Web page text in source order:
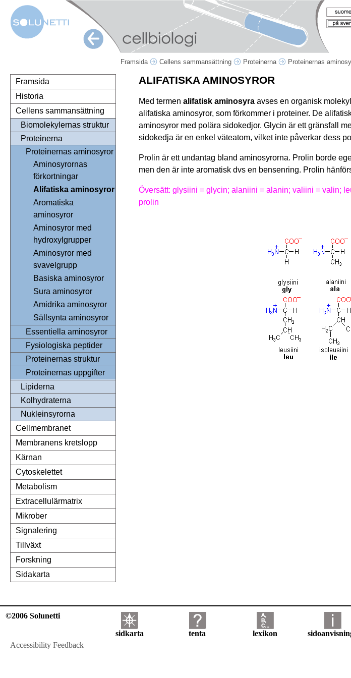
Framsida Cellens sammansättning Proteinerna Proteinernas
Framsida
Historia
Cellens sammansättning
Biomolekylernas struktur
Proteinerna
Proteinernas aminosyror
Aminosyrornas
förkortningar
Alifatiska aminosyror
Aromatiska
aminosyror
Aminosyror med
hydroxylgrupper
Aminosyror med
svavelgrupp
Basiska aminosyror
Sura aminosyror
Amidrika aminosyror
Sällsynta aminosyror
Essentiella aminosyror
Fysiologiska peptider
Proteinernas struktur
Proteinernas uppgifter
Lipiderna
Kolhydraterna
Nukleinsyrorna
Cellmembranet
Membranens kretslopp
Kärnan
Cytoskelettet
Metabolism
Extracellulärmatrix
Mikrober
Signalering
Tillväxt
Forskning
Sidakarta
ALIFATISKA AMINOSYROR
Med termen alifatisk aminosyra avses en organisk
alifatiska aminosyror, som förkommer i proteiner. De
aminosyror med polära sidokedjor. Glycin är ett gränsfall
sidokedja är en enkel väteatom, vilket inte påverkar dess
Prolin är ett undantag bland aminosyrorna. Prolin borde
men den är inte aromatisk dvs en bensenring. Prolin
Översätt: glysiini = glycin; alaniini = alanin; valiini = valin;
prolin
©2006 Solunetti
sidkarta tenta lexikon
Accessibility Feedback